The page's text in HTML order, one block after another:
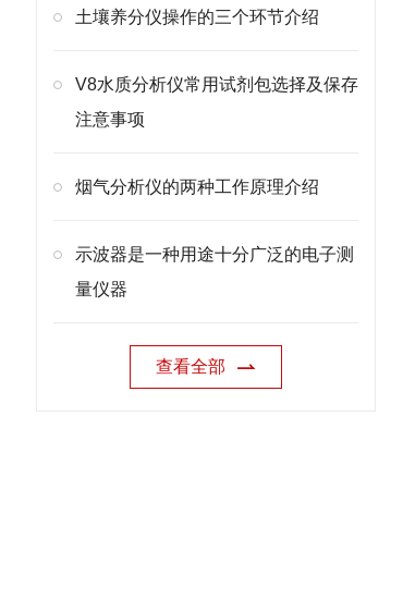
土壤养分仪操作的三个环节介绍
V8水质分析仪常用试剂包选择及保存
注意事项
烟气分析仪的两种工作原理介绍
示波器是一种用途十分广泛的电子测
量仪器
查看全部